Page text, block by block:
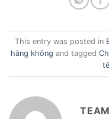
This entry was posted in
hàng không and tagged
tế